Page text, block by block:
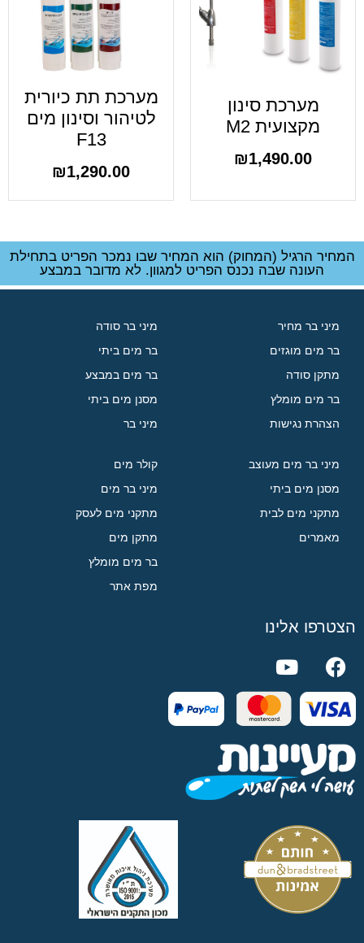
מערכת סינון
מקצועית M2
₪1,490.00
מערכת תת כיורית
לטיהור וסינון מים
F13
₪1,290.00
המחיר הרגיל (המחוק) הוא המחיר שבו נמכר הפריט בתחילת
העונה שבה נכנס הפריט למגוון. לא מדובר במבצע
מיני בר מחיר
בר מים מוגזים
מתקן סודה
בר מים מומלץ
הצהרת נגישות
מיני בר סודה
בר מים ביתי
בר מים במבצע
מסנן מים ביתי
מיני בר
מיני בר מים מעוצב
מסנן מים ביתי
מתקני מים לבית
מאמרים
קולר מים
מיני בר מים
מתקני מים לעסק
מתקן מים
בר מים מומלץ
מפת אתר
הצטרפו אלינו